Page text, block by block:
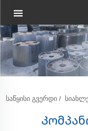
ᲡᲐᲬᲧᲘᲡᲘ ᲒᲕᲔᲠᲓᲘ /